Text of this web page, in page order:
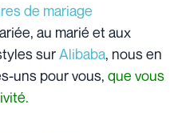
de mariage
au marié et aux
surAlibaba, nous en
uns pour vous, que vous